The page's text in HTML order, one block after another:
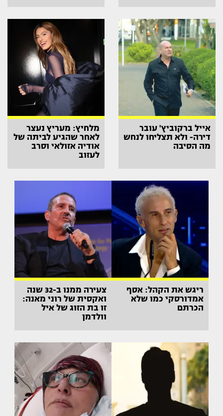
אייל ברקוביץ' עובר
דירה- ולא תצליחו לנחש
מה הסיבה
מלחיץ: מעריץ נעצר
לאחר שהגיע לביתה של
אודיה אזולאי וסרב
לעזוב
ריגש את הקהל: אסף
אמדורסקי כמו שלא
הכרתם
צעירה ממנו ב-32 שנה
ואקסית של רוני מאנה:
זו בת הזוג של איל
וולדמן